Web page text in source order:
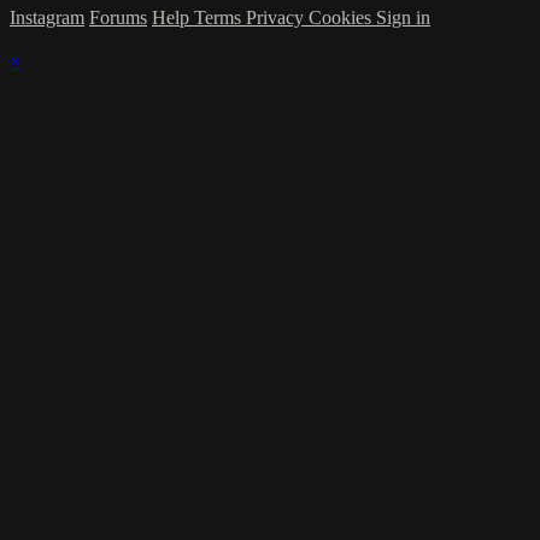
Instagram Forums Help Terms Privacy Cookies Sign in
×